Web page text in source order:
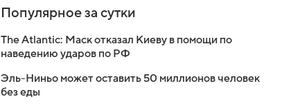
Популярное за сутки
The Atlantic: Маск отказал Киеву в помощи по
наведению ударов по РФ
Эль-Ниньо может оставить 50 миллионов человек
без еды